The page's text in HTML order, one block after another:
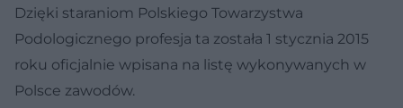
Dzięki staraniom Polskiego Towarzystwa
Podologicznego profesja ta została 1 stycznia 2015
roku oficjalnie wpisana na listę wykonywanych w
Polsce zawodów.